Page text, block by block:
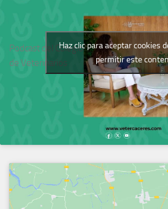
Podcast del Colegio
de Veterinarios
Haz clic para aceptar cookies
permitir este